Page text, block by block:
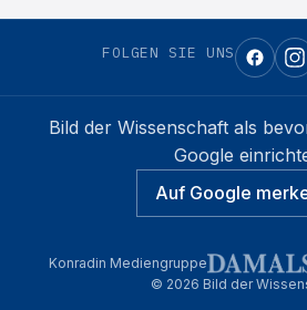
FOLGEN SIE UNS
Bild der Wissenschaft als
Google
Auf Google
Konradin Mediengruppe
© 2026 Bild der